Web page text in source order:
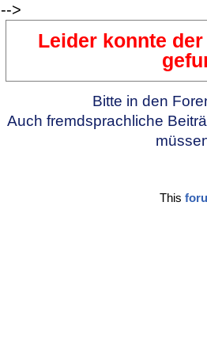
-->
Leider konnte
Bitte in den
Auch fremdsprachliche
This